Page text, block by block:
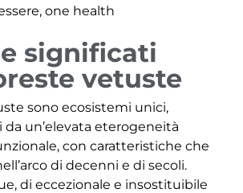
one health
significati
vetuste
sono ecosistemi unici,
un’elevata eterogeneità
con caratteristiche che
di decenni e di secoli.
di eccezionale e insostituibile